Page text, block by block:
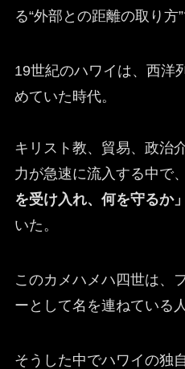
る“外部との距離の取り方”
19世紀のハワイは、西洋
めていた時代。
キリスト教、貿易、政
力が急速に流入する中で
を受け入れ、何を守るか」
いた。
このカメハメハ四世は、
ーとして名を連ねている
そうした中でハワイの独